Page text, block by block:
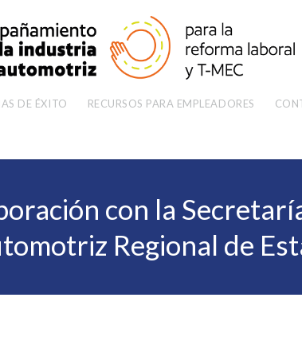
DE ÉXITO RECURSOS PARA EMPLEADORES
con la
Regional de